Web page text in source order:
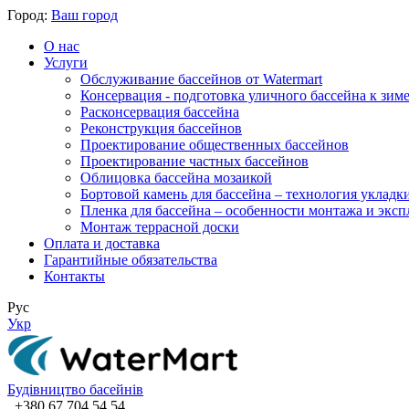
Город: Ваш город
О нас
Услуги
Обслуживание бассейнов от Watermart
Консервация - подготовка уличного бассейна к зиме
Расконсервация бассейна
Реконструкция бассейнов
Проектирование общественных бассейнов
Проектирование частных бассейнов
​Облицовка бассейна мозаикой
Бортовой камень для бассейна – технология
Пленка для бассейна – особенности монтажа и
Монтаж террасной доски
Оплата и доставка
Гарантийные обязательства
Контакты
Рус
Укр
Будівництво басейнів
+380 67 704 54 54